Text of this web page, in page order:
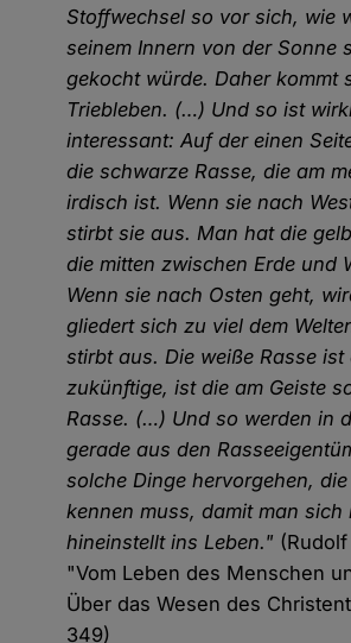
Stoffwechsel so vor sich, wie
seinem Innern von der Sonne
gekocht würde. Daher kommt
Triebleben. (…) Und so ist
interessant: Auf der einen
die schwarze Rasse, die am
irdisch ist. Wenn sie nach
stirbt sie aus. Man hat die
die mitten zwischen Erde und
Wenn sie nach Osten geht,
gliedert sich zu viel dem
stirbt aus. Die weiße Rasse ist
zukünftige, ist die am Geiste
Rasse. (…) Und so werden in
gerade aus den
solche Dinge hervorgehen,
kennen muss, damit man sich
hineinstellt ins Leben."
"Vom Leben des Menschen
Über das Wesen des
349)